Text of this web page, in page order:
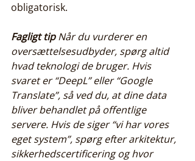
obligatorisk.
Fagligt tip Når du vurderer en
oversættelsesudbyder, spørg altid
hvad teknologi de bruger. Hvis
svaret er “DeepL” eller “Google
Translate”, så ved du, at dine data
bliver behandlet på offentlige
servere. Hvis de siger “vi har vores
eget system”, spørg efter arkitektur,
sikkerhedscertificering og hvor